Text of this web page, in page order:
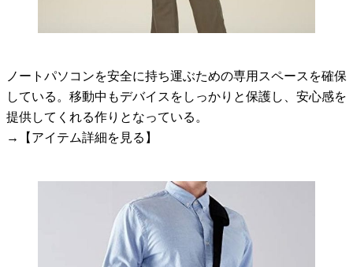
ノートパソコンを安全に持ち運ぶための専用スペースを確保
している。移動中もデバイスをしっかりと保護し、安心感を
提供してくれる作りとなっている。
→【アイテム詳細を見る】